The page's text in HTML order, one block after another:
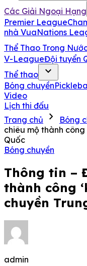
Các Giải Ngoại Hạng
Premier League
nhà VuaNations
Thể Thao Trong
V-LeagueĐội tuyển
Thể thao
expand_more
Bóng chuyền
Video
Lịch thi đấu
Trang chủ
chevron_right Bóng
chiêu mộ thành công
Quốc
Bóng chuyền
Thông tin –
thành công
chuyền
admin